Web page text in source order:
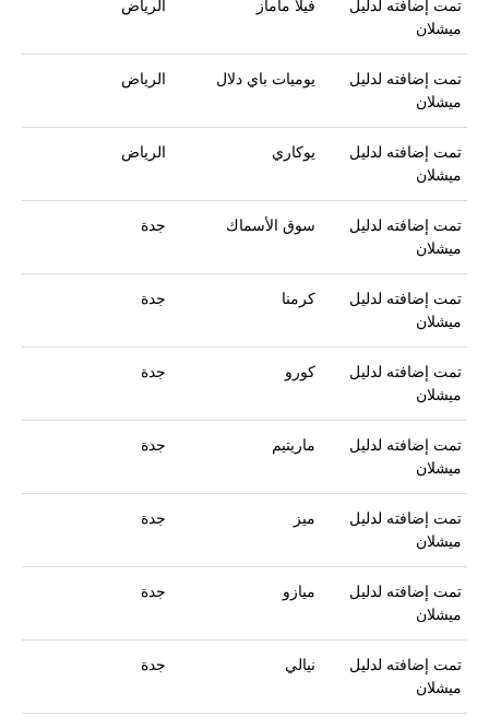
تمت إضافته لدليل
ميشلان
فيلا ماماز الرياض
تمت إضافته لدليل
ميشلان
يوميات باي دلال الرياض
تمت إضافته لدليل
ميشلان
يوكاري الرياض
تمت إضافته لدليل
ميشلان
سوق الأسماك جدة
تمت إضافته لدليل
ميشلان
كرمنا جدة
تمت إضافته لدليل
ميشلان
كورو جدة
تمت إضافته لدليل
ميشلان
ماريتيم جدة
تمت إضافته لدليل
ميشلان
ميز جدة
تمت إضافته لدليل
ميشلان
ميازو جدة
تمت إضافته لدليل
ميشلان
نيالي جدة